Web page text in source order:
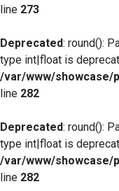
line 273
Deprecated: round():
type int|float is
/var/www/showcase/
line 282
Deprecated: round():
type int|float is
/var/www/showcase/
line 282